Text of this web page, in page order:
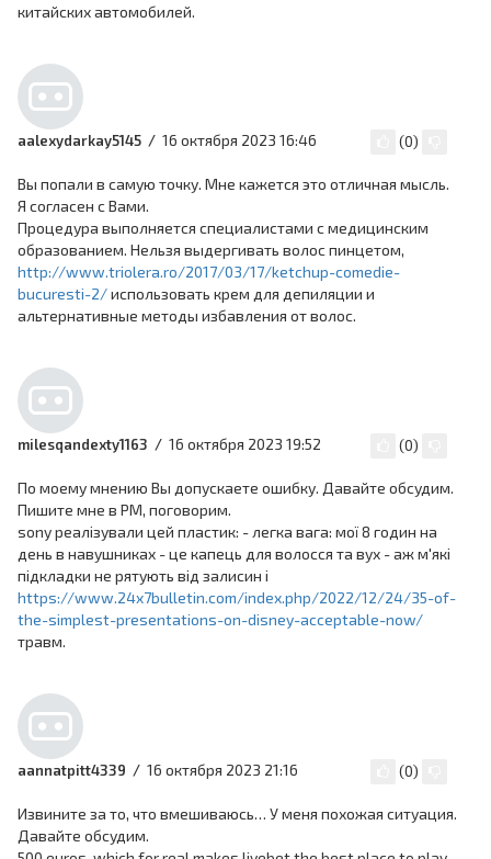
китайских автомобилей.
aalexydarkay5145 16 октября 2023 16:46 (0)
Вы попали в самую точку. Мне кажется это отличная мысль.
Я согласен с Вами.
Процедура выполняется специалистами с медицинским
образованием. Нельзя выдергивать волос пинцетом,
http://www.triolera.ro/2017/03/17/ketchup-comedie-
bucuresti-2/использовать крем для депиляции и
альтернативные методы избавления от волос.
milesqandexty1163 16 октября 2023 19:52 (0)
По моему мнению Вы допускаете ошибку. Давайте обсудим.
Пишите мне в PM, поговорим.
sony реалізували цей пластик: - легка вага: мої 8 годин на
день в навушниках - це капець для волосся та вух - аж м'які
підкладки не рятують від залисин і
https://www.24x7bulletin.com/index.php/2022/12/24/35-of-
the-simplest-presentations-on-disney-acceptable-now/
травм.
aannatpitt4339 16 октября 2023 21:16 (0)
Извините за то, что вмешиваюсь… У меня похожая ситуация.
Давайте обсудим.